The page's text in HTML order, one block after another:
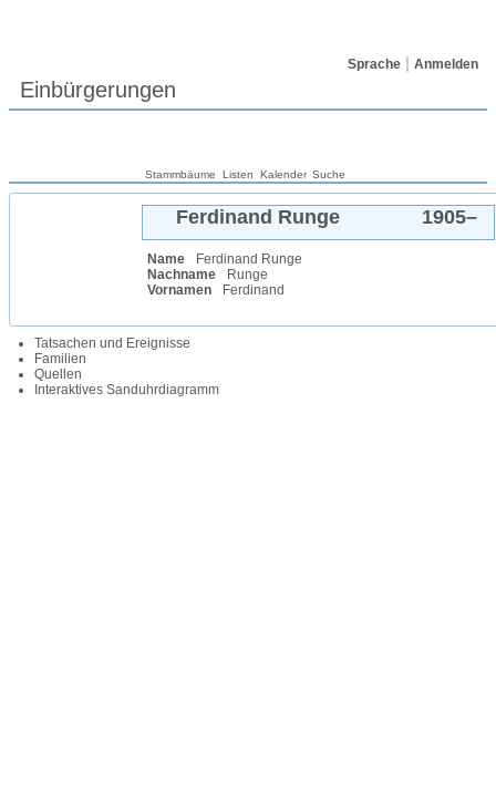
Sprache Anmelden
Einbürgerungen
Stammbäume Listen Kalender Suche
Ferdinand Runge 1905–
Name Ferdinand Runge
Nachname
Runge
Vornamen
Ferdinand
Tatsachen und Ereignisse
Familien
Quellen
Interaktives Sanduhrdiagramm